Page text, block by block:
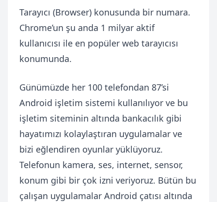
Tarayıcı (Browser) konusunda bir numara.
Chrome’un şu anda 1 milyar aktif
kullanıcısı ile en popüler web tarayıcısı
konumunda.
Günümüzde her 100 telefondan 87’si
Android işletim sistemi kullanılıyor ve bu
işletim siteminin altında bankacılık gibi
hayatımızı kolaylaştıran uygulamalar ve
bizi eğlendiren oyunlar yüklüyoruz.
Telefonun kamera, ses, internet, sensor,
konum gibi bir çok izni veriyoruz. Bütün bu
çalışan uygulamalar Android çatısı altında